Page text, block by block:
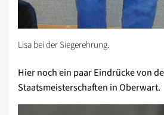
Lisa bei der Siegerehrung.
Hier noch ein paar Eindrücke von
Staatsmeisterschaften in Oberwart.